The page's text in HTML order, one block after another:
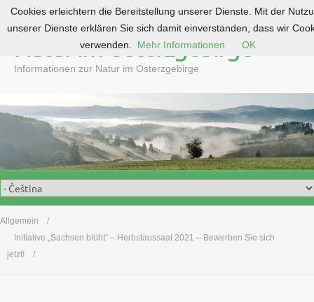
c
e
n
Natur im Osterzgebirge
Informationen zur Natur im Osterzgebirge
Allgemein
Initiative „Sachsen blüht“ – Herbstaussaat 2021 – Bewerben Sie sich
jetzt!
Cookies erleichtern die Bereitstellung unserer Dienste. Mit der
unserer Dienste erklären Sie sich damit einverstanden, dass wir
verwenden.
Mehr Informationen OK